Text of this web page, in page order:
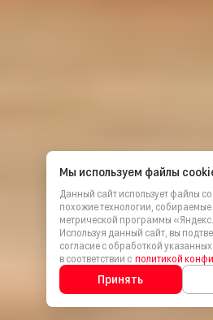
Мы используем файлы
Данный сайт использует файлы
похожие технологии,
метрической программы
Используя данный сайт, вы
согласие с обработкой
в соответствии с политикой
Принять